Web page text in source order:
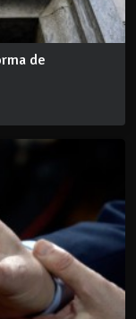
de